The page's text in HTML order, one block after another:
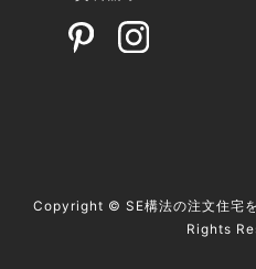
Copyright © SE構法の注文住宅
Rights